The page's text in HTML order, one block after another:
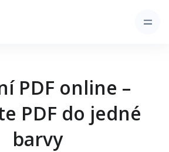
PDF online –
PDF do jedné
barvy